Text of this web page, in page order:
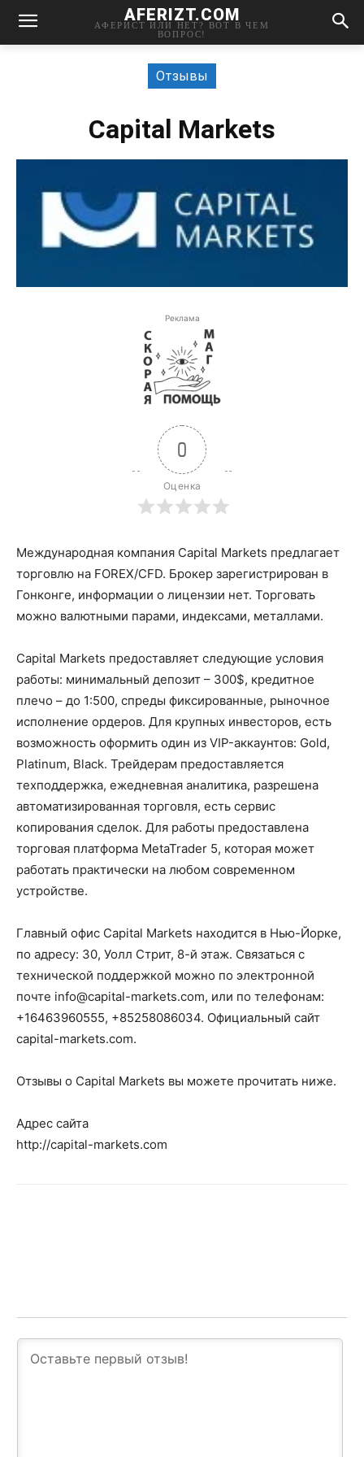
AFERIZT.COM
АФЕРИСТ ИЛИ НЕТ? ВОТ В ЧЕМ
ВОПРОС!
Отзывы
Capital Markets
Реклама
0
Оценка
Международная компания Capital Markets предлагает
торговлю на FOREX/CFD. Брокер зарегистрирован в
Гонконге, информации о лицензии нет. Торговать
можно валютными парами, индексами, металлами.
Capital Markets предоставляет следующие условия
работы: минимальный депозит – 300$, кредитное
плечо – до 1:500, спреды фиксированные, рыночное
исполнение ордеров. Для крупных инвесторов, есть
возможность оформить один из VIP-аккаунтов: Gold,
Platinum, Black. Трейдерам предоставляется
техподдержка, ежедневная аналитика, разрешена
автоматизированная торговля, есть сервис
копирования сделок. Для работы предоставлена
торговая платформа MetaTrader 5, которая может
работать практически на любом современном
устройстве.
Главный офис Capital Markets находится в Нью-Йорке,
по адресу: 30, Уолл Стрит, 8-й этаж. Связаться с
технической поддержкой можно по электронной
почте info@capital-markets.com, или по телефонам:
+16463960555, +85258086034. Официальный сайт
capital-markets.com.
Отзывы о Capital Markets вы можете прочитать ниже.
Адрес сайта
http://capital-markets.com